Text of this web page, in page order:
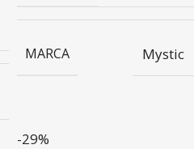
MARCA Mystic
-29%